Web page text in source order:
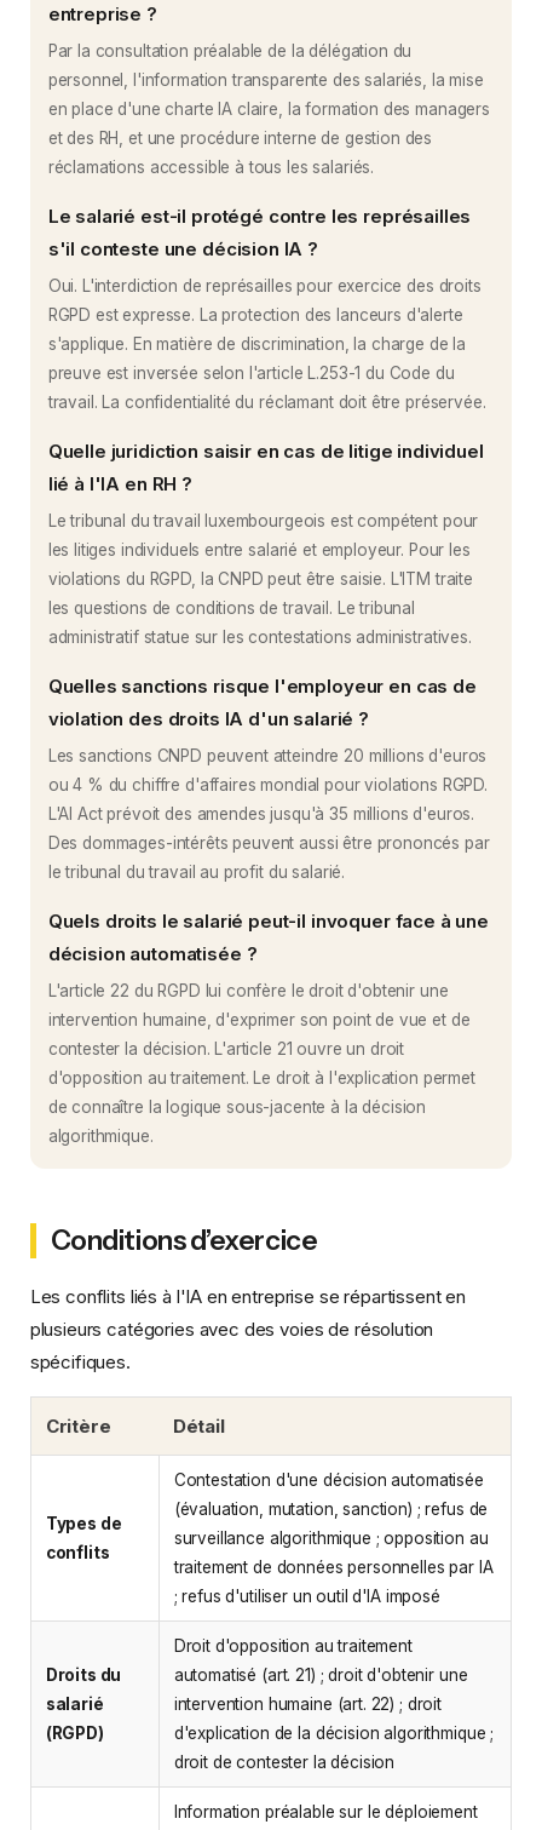
entreprise ?
Par la consultation préalable de la délégation du
personnel, l'information transparente des salariés, la mise
en place d'une charte IA claire, la formation des managers
et des RH, et une procédure interne de gestion des
réclamations accessible à tous les salariés.
Le salarié est-il protégé contre les représailles
s'il conteste une décision IA ?
Oui. L'interdiction de représailles pour exercice des droits
RGPD est expresse. La protection des lanceurs d'alerte
s'applique. En matière de discrimination, la charge de la
preuve est inversée selon l'article L.253-1 du Code du
travail. La confidentialité du réclamant doit être préservée.
Quelle juridiction saisir en cas de litige individuel
lié à l'IA en RH ?
Le tribunal du travail luxembourgeois est compétent pour
les litiges individuels entre salarié et employeur. Pour les
violations du RGPD, la CNPD peut être saisie. L'ITM traite
les questions de conditions de travail. Le tribunal
administratif statue sur les contestations administratives.
Quelles sanctions risque l'employeur en cas de
violation des droits IA d'un salarié ?
Les sanctions CNPD peuvent atteindre 20 millions d'euros
ou 4 % du chiffre d'affaires mondial pour violations RGPD.
L'AI Act prévoit des amendes jusqu'à 35 millions d'euros.
Des dommages-intérêts peuvent aussi être prononcés par
le tribunal du travail au profit du salarié.
Quels droits le salarié peut-il invoquer face à une
décision automatisée ?
L'article 22 du RGPD lui confère le droit d'obtenir une
intervention humaine, d'exprimer son point de vue et de
contester la décision. L'article 21 ouvre un droit
d'opposition au traitement. Le droit à l'explication permet
de connaître la logique sous-jacente à la décision
algorithmique.
Conditions d’exercice
Les conflits liés à l'IA en entreprise se répartissent en
plusieurs catégories avec des voies de résolution
spécifiques.
Critère Détail
Types de
conflits
Contestation d'une décision automatisée
(évaluation, mutation, sanction) ; refus de
surveillance algorithmique ; opposition au
traitement de données personnelles par IA
; refus d'utiliser un outil d'IA imposé
Droits du
salarié
(RGPD)
Droit d'opposition au traitement
automatisé (art. 21) ; droit d'obtenir une
intervention humaine (art. 22) ; droit
d'explication de la décision algorithmique ;
droit de contester la décision
Information préalable sur le déploiement